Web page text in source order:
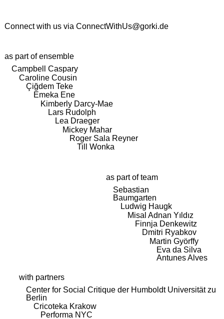
Connect with us via ConnectWithUs@gorki.de
as part of ensemble
Campbell Caspary
Caroline Cousin
Çiğdem Teke
Emeka Ene
Kimberly Darcy-Mae
Lars Rudolph
Lea Draeger
Mickey Mahar
Roger Sala Reyner
Till Wonka
as part of team
Sebastian
Baumgarten
Ludwig Haugk
Misal Adnan Yıldız
Finnja Denkewitz
Dmitri Ryabkov
Martin Györffy
Eva da Silva
Antunes Alves
with partners
Center for Social Critique der Humboldt Universität zu
Berlin
Cricoteka Krakow
Performa NYC